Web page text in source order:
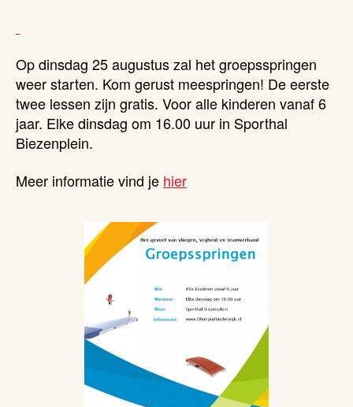
Op dinsdag 25 augustus zal het groepsspringen
weer starten. Kom gerust meespringen! De eerste
twee lessen zijn gratis. Voor alle kinderen vanaf 6
jaar. Elke dinsdag om 16.00 uur in Sporthal
Biezenplein.
Meer informatie vind je hier